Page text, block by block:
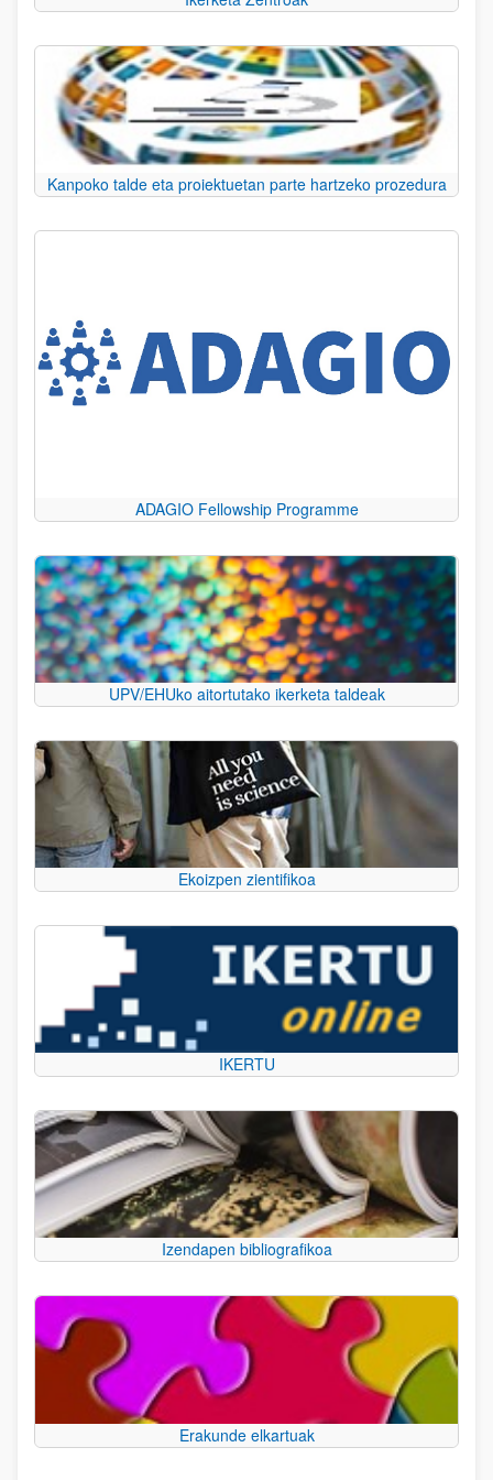
Kanpoko talde eta proiektuetan parte hartzeko prozedura
ADAGIO Fellowship Programme
UPV/EHUko aitortutako ikerketa taldeak
Ekoizpen zientifikoa
IKERTU
Izendapen bibliografikoa
Erakunde elkartuak